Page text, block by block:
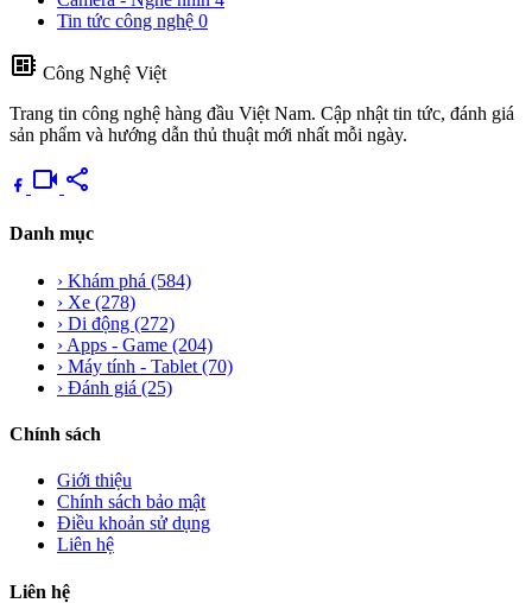
Tin tức công nghệ 0
developer_board Công Nghệ Việt
Trang tin công nghệ hàng đầu Việt Nam. Cập nhật tin tức, đánh giá
sản phẩm và hướng dẫn thủ thuật mới nhất mỗi ngày.
videocam share
Danh mục
› Khám phá (584)
› Xe (278)
› Di động (272)
› Apps - Game (204)
› Máy tính - Tablet (70)
› Đánh giá (25)
Chính sách
Giới thiệu
Chính sách bảo mật
Điều khoản sử dụng
Liên hệ
Liên hệ